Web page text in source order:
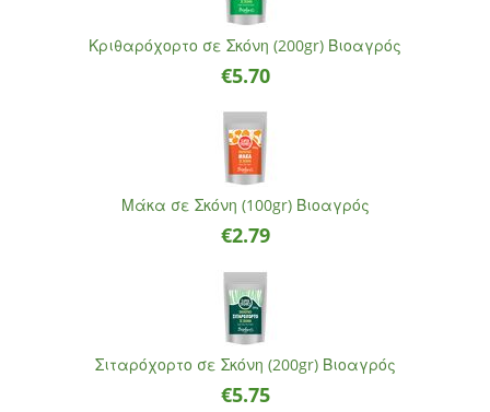
Κριθαρόχορτο σε Σκόνη (200gr) Βιοαγρός
€5.70
Μάκα σε Σκόνη (100gr) Βιοαγρός
€2.79
Σιταρόχορτο σε Σκόνη (200gr) Βιοαγρός
€5.75